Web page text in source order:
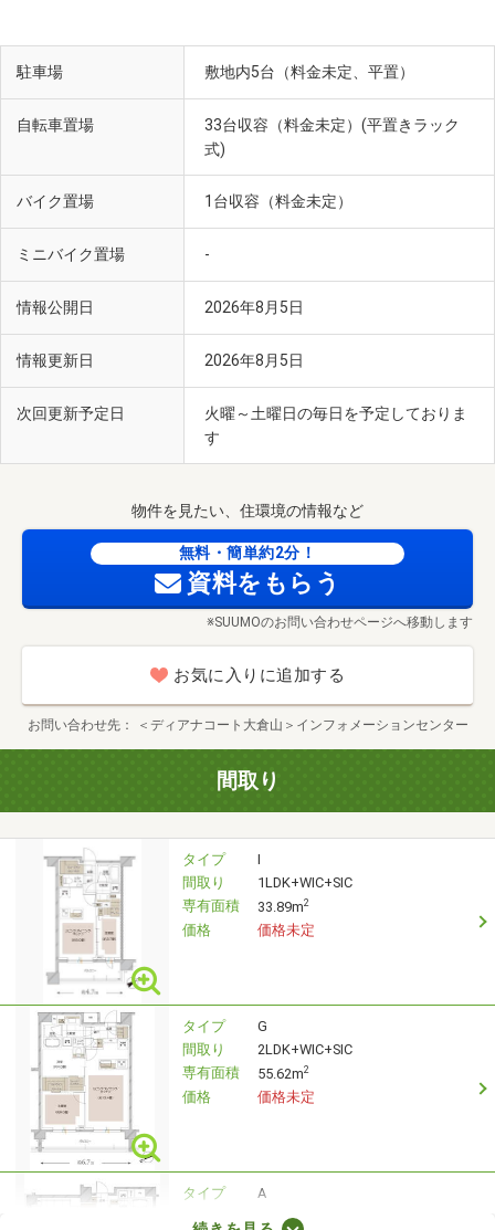
駐車場 敷地内5台（料金未定、平置）
自転車置場
33台収容（料金未定）(平置きラック
式)
バイク置場 1台収容（料金未定）
ミニバイク置場 -
情報公開日 2026年8月5日
情報更新日 2026年8月5日
次回更新予定日
火曜～土曜日の毎日を予定しておりま
す
物件を見たい、住環境の情報など
無料・簡単約2分！
資料をもらう
※SUUMOのお問い合わせページへ移動します
お気に入りに追加する
お問い合わせ先 ＜ディアナコート大倉山＞インフォメーションセンター
間取り
タイプ
I
間取り
1LDK+WIC+SIC
専有面積
33.89m2
価格 価格未定
タイプ
G
間取り
2LDK+WIC+SIC
専有面積
55.62m2
価格 価格未定
タイプ
A
3LDK+WIC+SIC